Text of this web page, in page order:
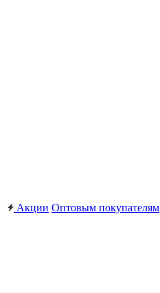
Акции Оптовым покупателям